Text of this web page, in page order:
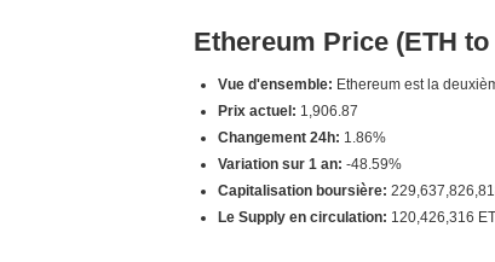
Ethereum Price (ETH to
Vue d'ensemble: Ethereum est la
Prix actuel: 1,906.87
Changement 24h: 1.86%
Variation sur 1 an: -48.59%
Capitalisation boursière:
Le Supply en circulation: 120,426,316